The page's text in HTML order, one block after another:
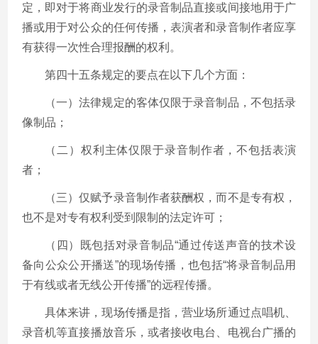
定，即对于将商业发行的录音制品直接或间接地用于广
播或用于对公众的任何传播，表演者和录音制作者应享
有获得一次性合理报酬的权利。
第四十五条规定的要点在以下几个方面：
（一）法律规定的客体仅限于录音制品，不包括录
像制品；
（二）权利主体仅限于录音制作者，不包括表演
者；
（三）仅赋予录音制作者获酬权，而不是专有权，
也不是对专有权利受到限制的法定许可；
（四）既包括对录音制品“通过传送声音的技术设
备向公众公开播送”的现场传播，也包括“将录音制品用
于有线或者无线公开传播”的远程传播。
具体来讲，现场传播是指，营业场所通过点唱机、
录音机等直接播放音乐，或者接收电台、电视台广播的